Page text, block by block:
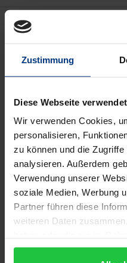
Zustimmung
Diese Webseite
Wir verwenden Cookies,
personalisieren,
zu können und die
analysieren. Außerdem
Verwendung unserer
soziale Medien, Werbung
Partner führen diese
weiteren Daten
gesammelt haben.
Beschreibung
Welche Zukunft hat
angesichts einer sich
dem öffentlich-
immer stärker
zukommen?
Antworten auf diese
finden, auch weil die
Hörfunk und Fernsehen
erwähnen und die
Rundfunkwesen keine
In seinem